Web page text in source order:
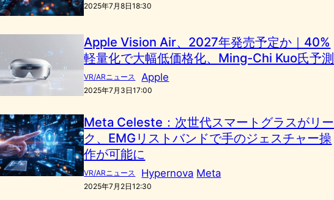
2025年7月8日18:30
Apple Vision Air、2027年発売予定か｜40%
軽量化で大幅低価格化、Ming-Chi Kuo氏予測
VR/ARニュース Apple
2025年7月3日17:00
Meta Celeste：次世代スマートグラスがリー
ク、EMGリストバンドで手のジェスチャー操
作が可能に
VR/ARニュース Hypernova Meta
2025年7月2日12:30